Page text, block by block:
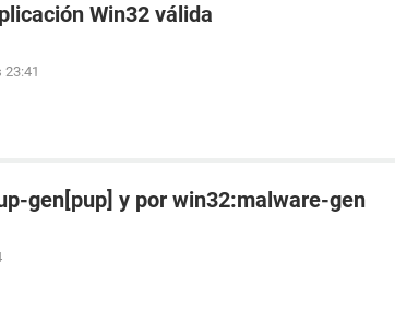
Win32 válida
23:41
gen[pup] y por win32:malware-gen